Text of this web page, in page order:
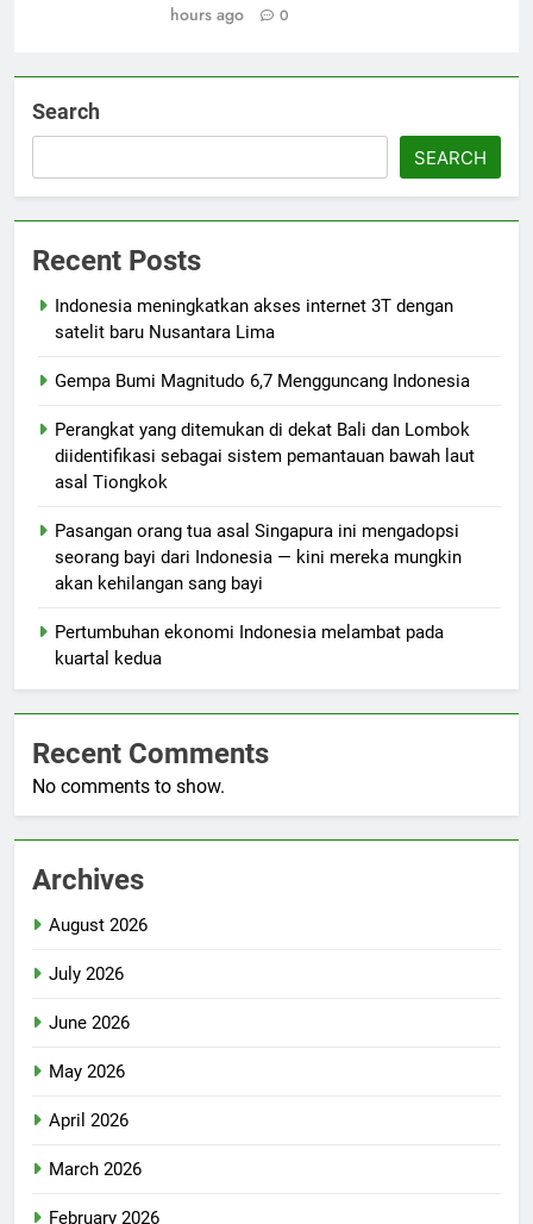
hours ago
0
Search
SEARCH
Recent Posts
Indonesia meningkatkan akses internet 3T dengan
satelit baru Nusantara Lima
Gempa Bumi Magnitudo 6,7 Mengguncang Indonesia
Perangkat yang ditemukan di dekat Bali dan Lombok
diidentifikasi sebagai sistem pemantauan bawah laut
asal Tiongkok
Pasangan orang tua asal Singapura ini mengadopsi
seorang bayi dari Indonesia — kini mereka mungkin
akan kehilangan sang bayi
Pertumbuhan ekonomi Indonesia melambat pada
kuartal kedua
Recent Comments
No comments to show.
Archives
August 2026
July 2026
June 2026
May 2026
April 2026
March 2026
February 2026